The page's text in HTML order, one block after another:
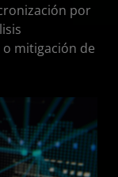
por
mitigación de